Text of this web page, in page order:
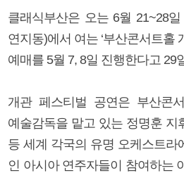
클래식부산은 오는 6월 21~28
연지동)에서 여는 ‘부산콘서트홀
예매를 5월 7, 8일 진행한다고 29
개관 페스티벌 공연은 부산콘서
예술감독을 맡고 있는 정명훈 지
등 세계 각국의 유명 오케스트라
인 아시아 연주자들이 참여하는